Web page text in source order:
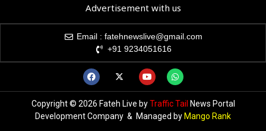
Advertisement with us
Email : fatehnewslive@gmail.com
+91 9234051616
Copyright © 2026 Fateh Live byTraffic Tail News Portal
Development Company & Managed by Mango Rank